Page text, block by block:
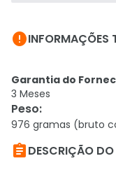
INFORMAÇÕES
Garantia do
3 Meses
Peso:
976 gramas (bruto
DESCRIÇÃO